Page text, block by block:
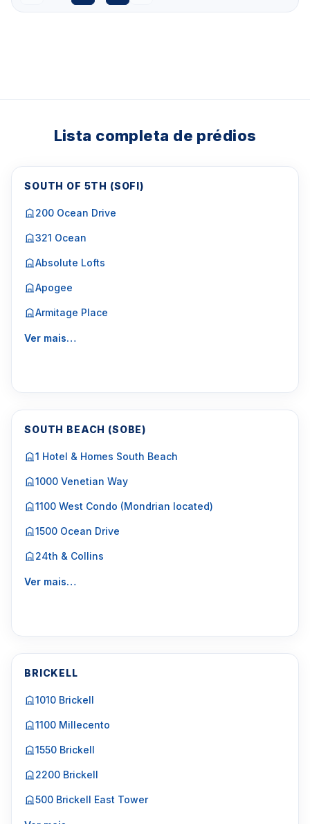
Lista completa de prédios
SOUTH OF 5TH (SOFI)
200 Ocean Drive
321 Ocean
Absolute Lofts
Apogee
Armitage Place
Ver mais…
SOUTH BEACH (SOBE)
1 Hotel & Homes South Beach
1000 Venetian Way
1100 West Condo (Mondrian located)
1500 Ocean Drive
24th & Collins
Ver mais…
BRICKELL
1010 Brickell
1100 Millecento
1550 Brickell
2200 Brickell
500 Brickell East Tower